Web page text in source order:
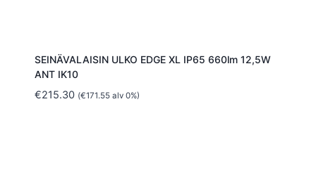
SEINÄVALAISIN ULKO EDGE XL IP65 660lm 12,5W
ANT IK10
€215.30 (€171.55alv 0%)